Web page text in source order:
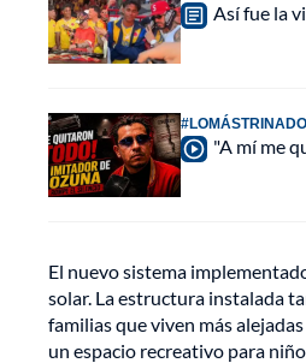
Así fue la
#LOMÁSTRINADO
"A mí me
El nuevo sistema
solar. La estructura instalada
familias que viven más
un espacio recreativo para